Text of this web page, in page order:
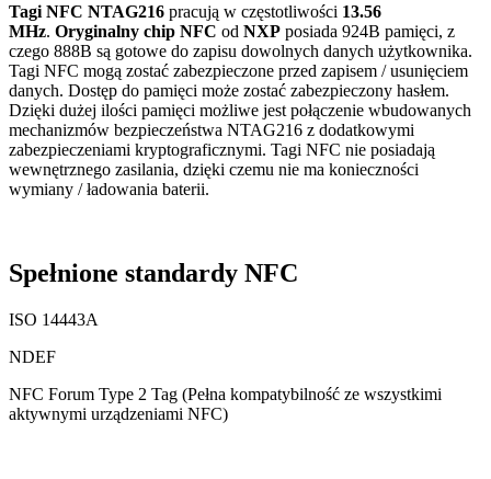
Tagi NFC NTAG216 pracują w częstotliwości 13.56
MHz. Oryginalny chip NFC od NXP posiada 924B pamięci, z
czego 888B są gotowe do zapisu dowolnych danych użytkownika.
Tagi NFC mogą zostać zabezpieczone przed zapisem / usunięciem
danych. Dostęp do pamięci może zostać zabezpieczony hasłem.
Dzięki dużej ilości pamięci możliwe jest połączenie wbudowanych
mechanizmów bezpieczeństwa NTAG216 z dodatkowymi
zabezpieczeniami kryptograficznymi. Tagi NFC nie posiadają
wewnętrznego zasilania, dzięki czemu nie ma konieczności
wymiany / ładowania baterii.
Spełnione standardy NFC
ISO 14443A
NDEF
NFC Forum Type 2 Tag (Pełna kompatybilność ze wszystkimi
aktywnymi urządzeniami NFC)